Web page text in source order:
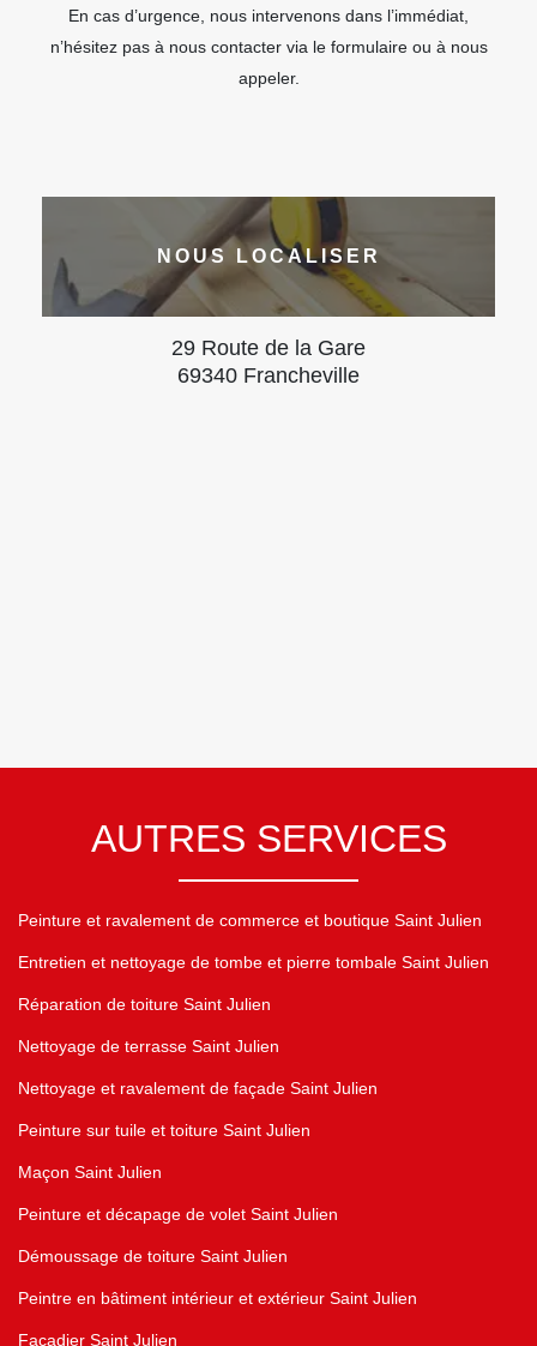
En cas d’urgence, nous intervenons dans l’immédiat,
n’hésitez pas à nous contacter via le formulaire ou à nous
appeler.
NOUS LOCALISER
29 Route de la Gare
69340 Francheville
AUTRES SERVICES
Peinture et ravalement de commerce et boutique Saint Julien
Entretien et nettoyage de tombe et pierre tombale Saint Julien
Réparation de toiture Saint Julien
Nettoyage de terrasse Saint Julien
Nettoyage et ravalement de façade Saint Julien
Peinture sur tuile et toiture Saint Julien
Maçon Saint Julien
Peinture et décapage de volet Saint Julien
Démoussage de toiture Saint Julien
Peintre en bâtiment intérieur et extérieur Saint Julien
Façadier Saint Julien